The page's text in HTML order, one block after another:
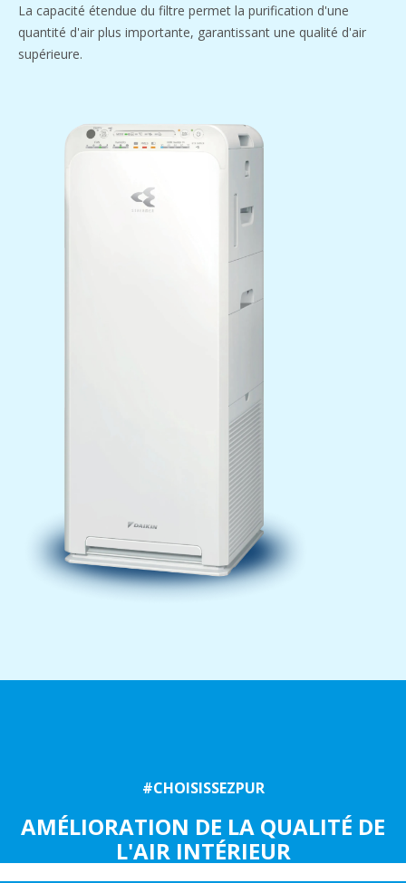
La capacité étendue du filtre permet la purification d'une
quantité d'air plus importante, garantissant une qualité d'air
supérieure.
#CHOISISSEZPUR
AMÉLIORATION DE LA QUALITÉ DE
L'AIR INTÉRIEUR